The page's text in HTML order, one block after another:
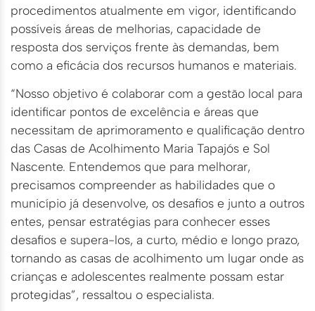
procedimentos atualmente em vigor, identificando
possíveis áreas de melhorias, capacidade de
resposta dos serviços frente às demandas, bem
como a eficácia dos recursos humanos e materiais.
“Nosso objetivo é colaborar com a gestão local para
identificar pontos de excelência e áreas que
necessitam de aprimoramento e qualificação dentro
das Casas de Acolhimento Maria Tapajós e Sol
Nascente. Entendemos que para melhorar,
precisamos compreender as habilidades que o
município já desenvolve, os desafios e junto a outros
entes, pensar estratégias para conhecer esses
desafios e supera-los, a curto, médio e longo prazo,
tornando as casas de acolhimento um lugar onde as
crianças e adolescentes realmente possam estar
protegidas”, ressaltou o especialista.